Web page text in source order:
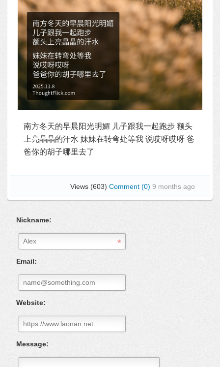
南方冬天的早晨阳光明媚 儿子跟我一起跑步 额头
上亮晶晶的汗水 妹妹在转弯处等我 说哎呀哎呀 爸
爸你的胡子哪里去了
Views (603) Comment (0) 9 months ago
Nickname:
Email:
Website:
Message: